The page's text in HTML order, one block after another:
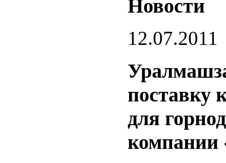
Новости
12.07.2011
поставку
для
компании